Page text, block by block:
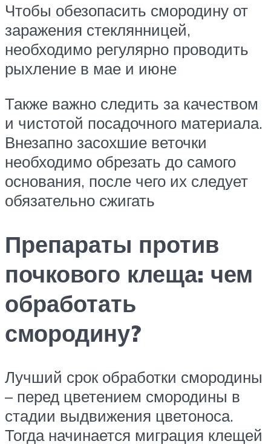
Чтобы обезопасить смородину от
заражения стеклянницей,
необходимо регулярно проводить
рыхление в мае и июне
Также важно следить за качеством
и чистотой посадочного материала.
Внезапно засохшие веточки
необходимо обрезать до самого
основания, после чего их следует
обязательно сжигать
Препараты против
почкового клеща: чем
обработать
смородину?
Лучший срок обработки смородины
– перед цветением смородины в
стадии выдвижения цветоноса.
Тогда начинается миграция клещей